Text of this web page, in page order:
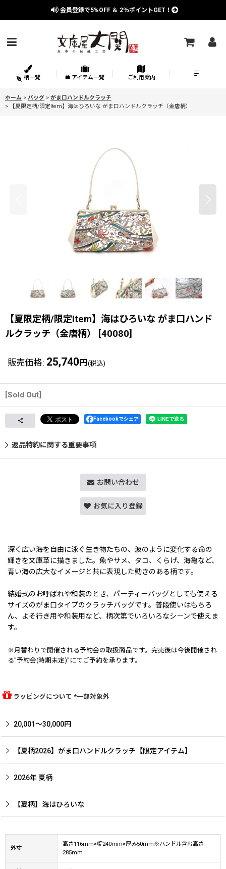
会員登録で5%OFF ＆ 2％ポイントGET！
柄一覧 アイテム一覧 ご利用案内
ホーム > バッグ > がま口ハンドルクラッチ
>
【夏限定柄/限定Item】海はひろいな がま口ハンドルクラッチ（金唐柄）
【夏限定柄/限定Item】海はひろいな がま口ハンド
ルクラッチ（金唐柄）
[40080]
販売価格: 25,740 円 (税込)
[Sold Out]
Facebookでシェア
返品特約に関する重要事項
お問い合わせ
お気に入り登録
深く広い海を自由に泳ぐ生き物たちの、波のように変化する命の
輝きを文庫革に描きました。魚やサメ、タコ、くらげ、海亀など、
青い海の広大なイメージと共に表現した動きのある柄です。
結婚式のお呼ばれや和装のとき、パーティーバッグとしても使える
サイズのがま口タイプのクラッチバッグです。普段使いはもちろ
ん、よそ行き用や和装用など、柄次第でいろいろなシーンで使えま
す。
※月替わりで開催される予約会の取扱商品です。完売後は今後開催され
る"予約会(時期未定)"にてご予約を承ります。
ラッピングについて *一部対象外
20,001〜30,000円
【夏柄2026】がま口ハンドルクラッチ【限定アイテム】
2026年 夏柄
【夏柄】海はひろいな
外寸
高さ116mm×幅240mm×厚み50mm※ハンドル含む高さ
285mm